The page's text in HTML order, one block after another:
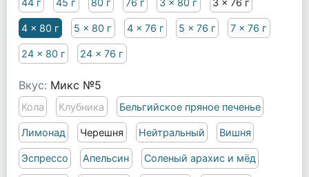
4 x 80 г 5 x 80 г 4 x 76 г 5 x 76 г 7 x 76 г
24 x 80 г 24 x 76 г
Вкус: Микс №5
Кола Клубника Бельгийское пряное печенье
Лимонад Черешня Нейтральный Вишня
Эспрессо Апельсин Соленый арахис и мёд